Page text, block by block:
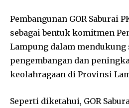
Pembangunan GOR Saburai
sebagai bentuk komitmen
Lampung dalam mendukung
pengembangan dan
keolahragaan di Provinsi
Seperti diketahui, GOR